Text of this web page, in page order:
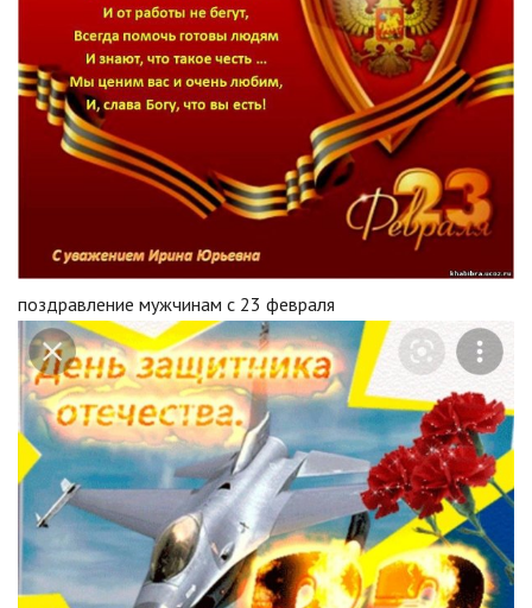
поздравление мужчинам с 23 февраля